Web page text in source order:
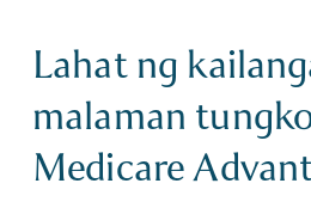
Lahat ng
malaman
Medicare